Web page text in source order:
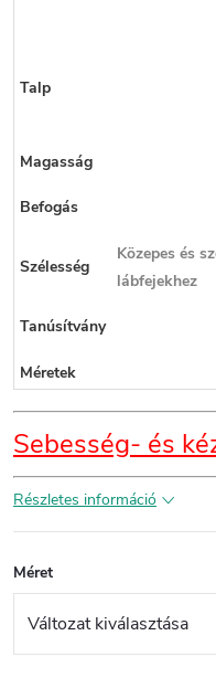
Talp
Magasság
Befogás
Szélesség
Közepes és
lábfejekhez
Tanúsítvány
Méretek
Sebesség- és
Részletes információ
Méret